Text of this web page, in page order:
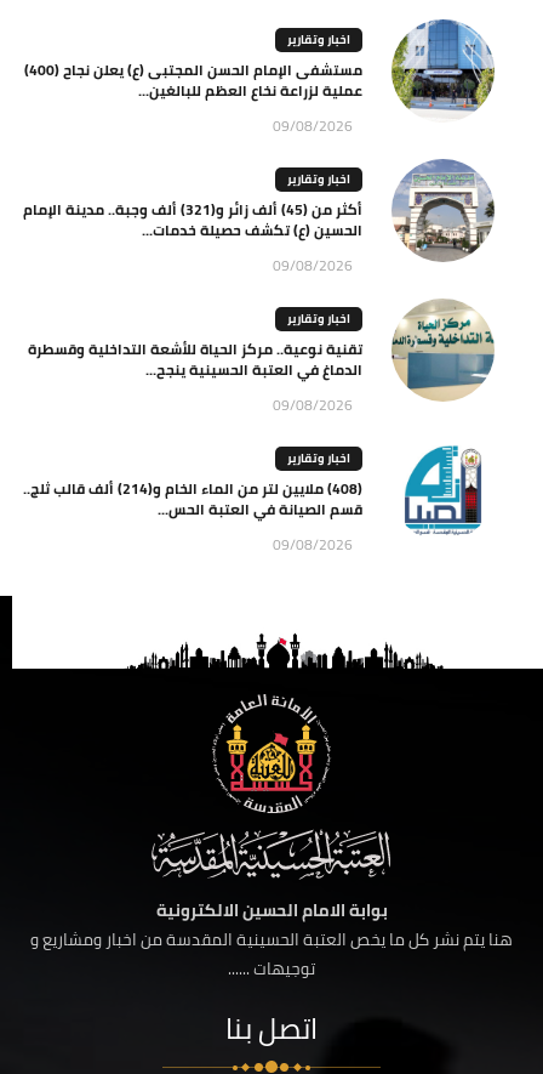
اخبار وتقارير
مستشفى الإمام الحسن المجتبى (ع) يعلن نجاح (400)
عملية لزراعة نخاع العظم للبالغين...
09/08/2026
اخبار وتقارير
أكثر من (45) ألف زائر و(321) ألف وجبة.. مدينة الإمام
الحسين (ع) تكشف حصيلة خدمات...
09/08/2026
اخبار وتقارير
تقنية نوعية.. مركز الحياة للأشعة التداخلية وقسطرة
الدماغ في العتبة الحسينية ينجح...
09/08/2026
اخبار وتقارير
(408) ملايين لتر من الماء الخام و(214) ألف قالب ثلج..
قسم الصيانة في العتبة الحس...
09/08/2026
بوابة الامام الحسين الالكترونية
هنا يتم نشر كل ما يخص العتبة الحسينية المقدسة من اخبار ومشاريع و
توجيهات ......
اتصل بنا